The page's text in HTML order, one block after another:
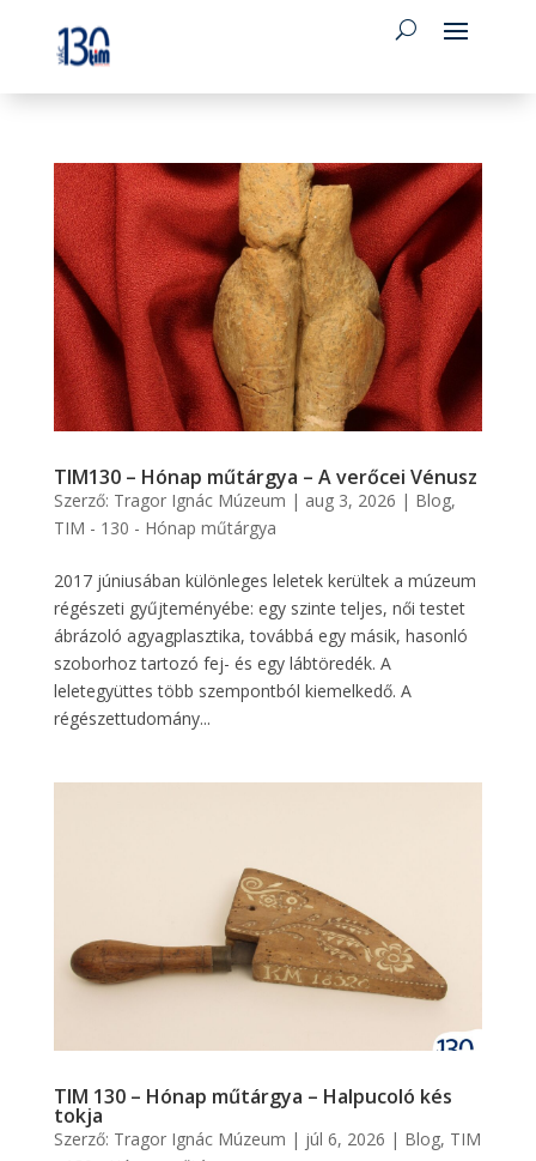
TIM130 – Hónap műtárgya – A verőcei Vénusz
Szerző: Tragor Ignác Múzeum | aug 3, 2026 | Blog,
TIM - 130 - Hónap műtárgya
2017 júniusában különleges leletek kerültek a múzeum
régészeti gyűjteményébe: egy szinte teljes, női testet
ábrázoló agyagplasztika, továbbá egy másik, hasonló
szoborhoz tartozó fej- és egy lábtöredék. A
leletegyüttes több szempontból kiemelkedő. A
régészettudomány...
TIM 130 – Hónap műtárgya – Halpucoló kés
tokja
Szerző: Tragor Ignác Múzeum | júl 6, 2026 | Blog, TIM